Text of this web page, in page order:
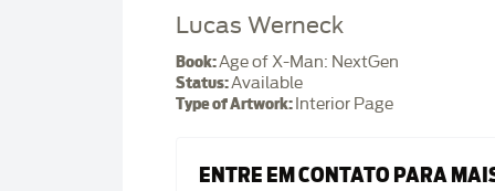
Lucas Werneck
Book:Age of X-Man: NextGen
Status:Available
Type of Artwork: Interior Page
ENTRE EM CONTATO PARA